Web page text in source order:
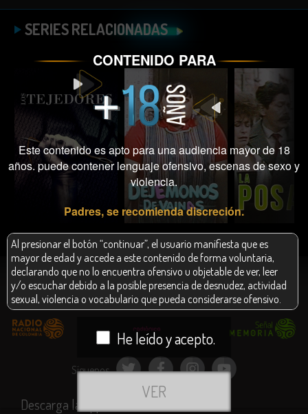
SERIES RELACIONADAS
ESCUCHAR ESCUCHAR
CONTENIDO PARA
Este contenido es apto para una audiencia mayor de 18
años. puede contener lenguaje ofensivo, escenas de sexo y
violencia.
Padres, se recomienda discreción.
Al presionar el botón “continuar”, el usuario manifiesta que es
mayor de edad y accede a este contenido de forma voluntaria,
declarando que no lo encuentra ofensivo u objetable de ver, leer
y/o escuchar debido a la posible presencia de desnudez, actividad
sexual, violencia o vocabulario que pueda considerarse ofensivo.
El usuario se compromete a no facilitar el acceso a esta página
web a ninguna persona menor de 18 años.
El usuario entiende queRTVCPlay.cono tiene la obligación legal
de borrar material que pueda ser considerado objetable u
He leído y acepto.
VER
Síguenos
Descarga la app